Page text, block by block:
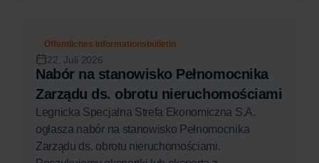
Öffentliches Informationsbulletin
22. Juli 2026
Nabór na stanowisko Pełnomocnika
Zarządu ds. obrotu nieruchomościami
Legnicka Specjalna Strefa Ekonomiczna S.A.
ogłasza nabór na stanowisko Pełnomocnika
Zarządu ds. obrotu nieruchomościami.